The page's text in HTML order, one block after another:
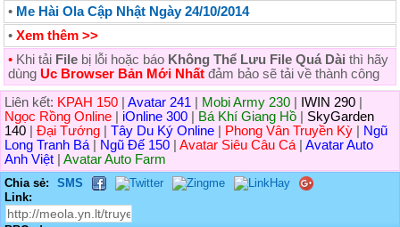
• Me Hài Ola Cập Nhật Ngày 24/10/2014
• Xem thêm >>
• Khi tải File bị lỗi hoặc báo Không Thể Lưu File Quá Dài thì hãy
dùng Uc Browser Bản Mới Nhất đảm bảo sẽ tải về thành công
Liên kết: KPAH 150 Avatar 241 Mobi Army 230 IWIN 290
Ngọc Rồng Online
iOnline 300 Bá Khí Giang Hồ
SkyGarden
140
Đại Tướng Tây Du Ký Online Phong Vân Truyền Kỳ
Ngũ
Long Tranh Bá
Ngũ Đế 150 Avatar Siêu Câu Cá
Avatar Auto
Anh Việt
Avatar Auto Farm
Chia sẻ:
SMS
Link: